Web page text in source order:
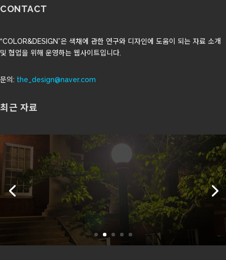
CONTACT
“COLOR&DESIGN”은 색채에 관한 연구와 디자인에 도움이 되는 자료 소개
및 협업을 위해 운영하는 웹사이트입니다.
문의: the_design@naver.com
최근 자료
도시의 밤빛은 계절의 색을 바꾼다
상세 보기